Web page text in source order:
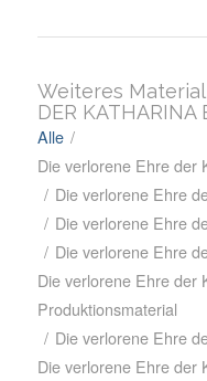
Weiteres Material
DER KATHARINA
Alle /
Die verlorene Ehre der
/ Die verlorene Ehre
/ Die verlorene Ehre
/ Die verlorene Ehre
Die verlorene Ehre der
Produktionsmaterial
/ Die verlorene Ehre
Die verlorene Ehre der